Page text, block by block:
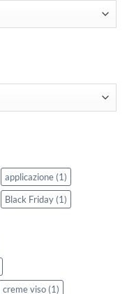
applicazione (1)
Black Friday (1)
creme viso (1)